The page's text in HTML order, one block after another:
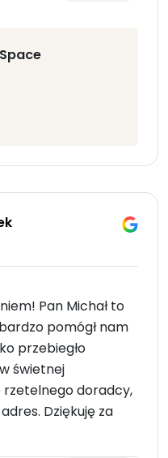
Pan Michał to
pomógł nam
przebiegło
świetnej
rzetelnego doradcy,
Dziękuję za